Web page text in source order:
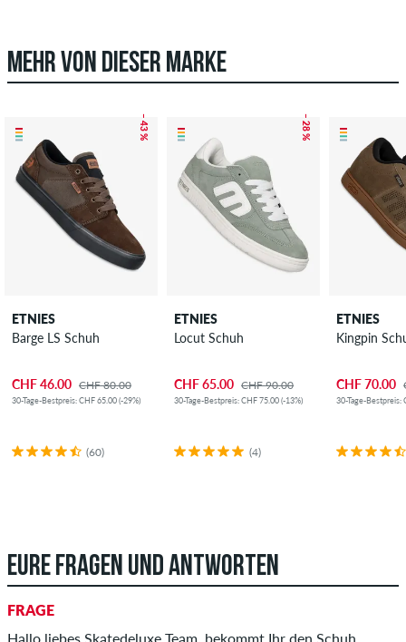
MEHR VON DIESER MARKE
– 43 %
ETNIES
Barge LS Schuh
CHF 46.00 CHF 80.00
30-Tage-Bestpreis: CHF 65.00 (-29%)
(60)
– 28 %
ETNIES
Locut Schuh
CHF 65.00 CHF 90.00
30-Tage-Bestpreis: CHF 75.00 (-13%)
(4)
ETNIES
Kingpin
CHF 70.00
30-Tage-Bestpreis:
EURE FRAGEN UND ANTWORTEN
FRAGE
Hallo liebes Skatedeluxe Team, bekommt Ihr den Schuh